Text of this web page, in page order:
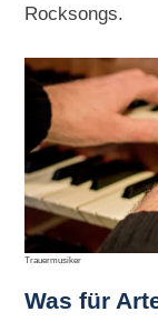
Rocksongs.
Trauermusiker
Was für